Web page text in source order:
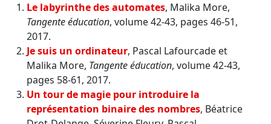
Le labyrinthe des automates, Malika More,
Tangente éducation, volume 42-43, pages 46-51,
2017.
Je suis un ordinateur, Pascal Lafourcade et
Malika More, Tangente éducation, volume 42-43,
pages 58-61, 2017.
Un tour de magie pour introduire la
représentation binaire des nombres, Béatrice